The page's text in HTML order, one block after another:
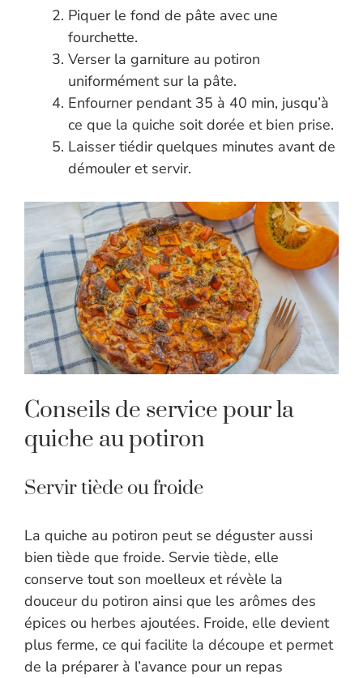
Piquer le fond de pâte avec une
fourchette.
Verser la garniture au potiron
uniformément sur la pâte.
Enfourner pendant 35 à 40 min, jusqu’à
ce que la quiche soit dorée et bien prise.
Laisser tiédir quelques minutes avant de
démouler et servir.
Conseils de service pour la
quiche au potiron
Servir tiède ou froide
La quiche au potiron peut se déguster aussi
bien tiède que froide. Servie tiède, elle
conserve tout son moelleux et révèle la
douceur du potiron ainsi que les arômes des
épices ou herbes ajoutées. Froide, elle devient
plus ferme, ce qui facilite la découpe et permet
de la préparer à l’avance pour un repas